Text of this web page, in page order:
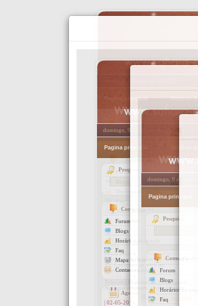
Pagina principal História
Comunidades
Forum
Faq
Mapa do site
Contactos
Agenda
| 02-05-2014
Lançamento da televisão nacional e
TV Laayoune ao vivo no
smartphone e tablet
Televisão Regional do Laayoune e
Nacional retomam a radiodifusão
Agenda completa